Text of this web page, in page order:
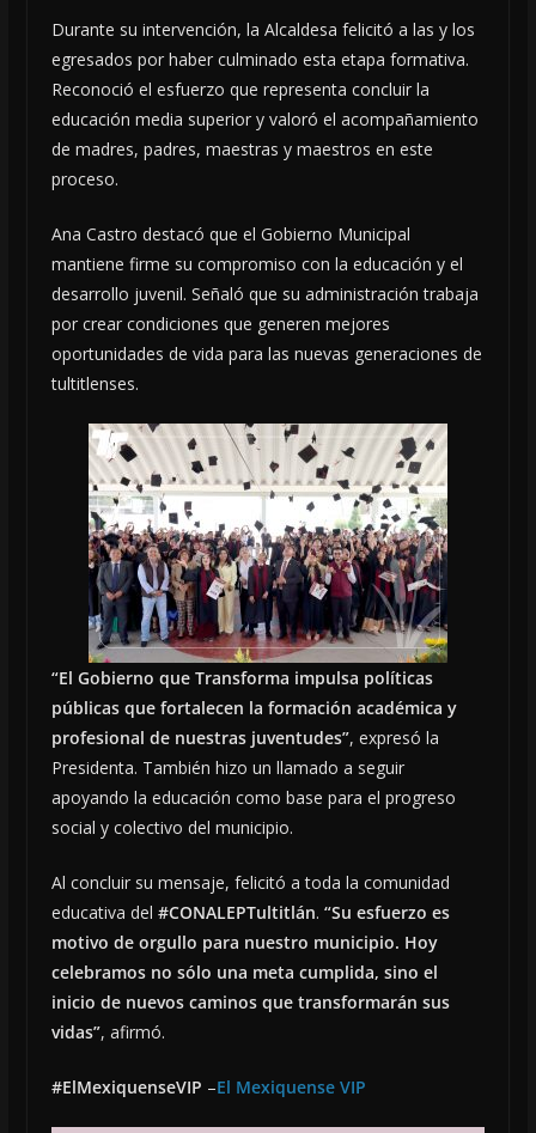
Durante su intervención, la Alcaldesa felicitó a las y los
egresados por haber culminado esta etapa formativa.
Reconoció el esfuerzo que representa concluir la
educación media superior y valoró el acompañamiento
de madres, padres, maestras y maestros en este
proceso.
Ana Castro destacó que el Gobierno Municipal
mantiene firme su compromiso con la educación y el
desarrollo juvenil. Señaló que su administración trabaja
por crear condiciones que generen mejores
oportunidades de vida para las nuevas generaciones de
tultitlenses.
“El Gobierno que Transforma impulsa políticas
públicas que fortalecen la formación académica y
profesional de nuestras juventudes”, expresó la
Presidenta. También hizo un llamado a seguir
apoyando la educación como base para el progreso
social y colectivo del municipio.
Al concluir su mensaje, felicitó a toda la comunidad
educativa del #CONALEPTultitlán. “Su esfuerzo es
motivo de orgullo para nuestro municipio. Hoy
celebramos no sólo una meta cumplida, sino el
inicio de nuevos caminos que transformarán sus
vidas”, afirmó.
#ElMexiquenseVIP –El Mexiquense VIP